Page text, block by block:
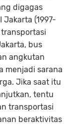
digagas
Jakarta (1997-
bus
angkutan
menjadi sarana
Jika saat itu
tentu
transportasi
beraktivitas